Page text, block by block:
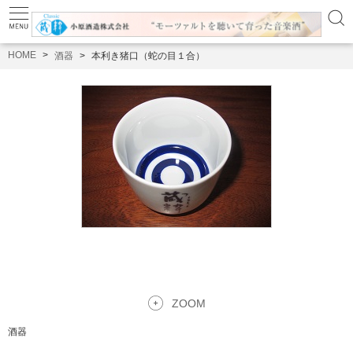
HOME 酒器 本利き猪口（蛇の目１合）
ZOOM
酒器